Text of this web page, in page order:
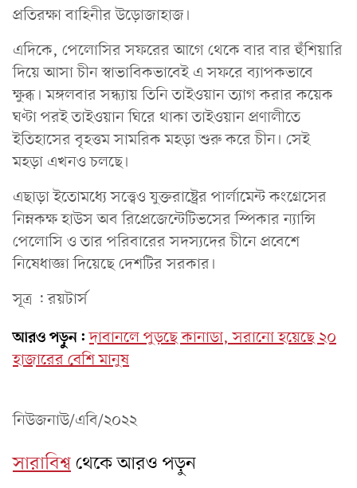
প্রতিরক্ষা বাহিনীর উড়োজাহাজ।
এদিকে, পেলোসির সফরের আগে থেকে বার বার হুঁশিয়ারি
দিয়ে আসা চীন স্বাভাবিকভাবেই এ সফরে ব্যাপকভাবে
ক্ষুব্ধ। মঙ্গলবার সন্ধ্যায় তিনি তাইওয়ান ত্যাগ করার কয়েক
ঘণ্টা পরই তাইওয়ান ঘিরে থাকা তাইওয়ান প্রণালীতে
ইতিহাসের বৃহত্তম সামরিক মহড়া শুরু করে চীন। সেই
মহড়া এখনও চলছে।
এছাড়া ইতোমধ্যে সত্ত্বেও যুক্তরাষ্ট্রের পার্লামেন্ট কংগ্রেসের
নিম্নকক্ষ হাউস অব রিপ্রেজেন্টেটিভসের স্পিকার ন্যান্সি
পেলোসি ও তার পরিবারের সদস্যদের চীনে প্রবেশে
নিষেধাজ্ঞা দিয়েছে দেশটির সরকার।
সূত্র : রয়টার্স
আরও পড়ুন: দাবানলে পুড়ছে কানাডা, সরানো হয়েছে ২০
হাজারের বেশি মানুষ
নিউজনাউ/এবি/২০২২
সারাবিশ্বথেকে আরও পড়ুন